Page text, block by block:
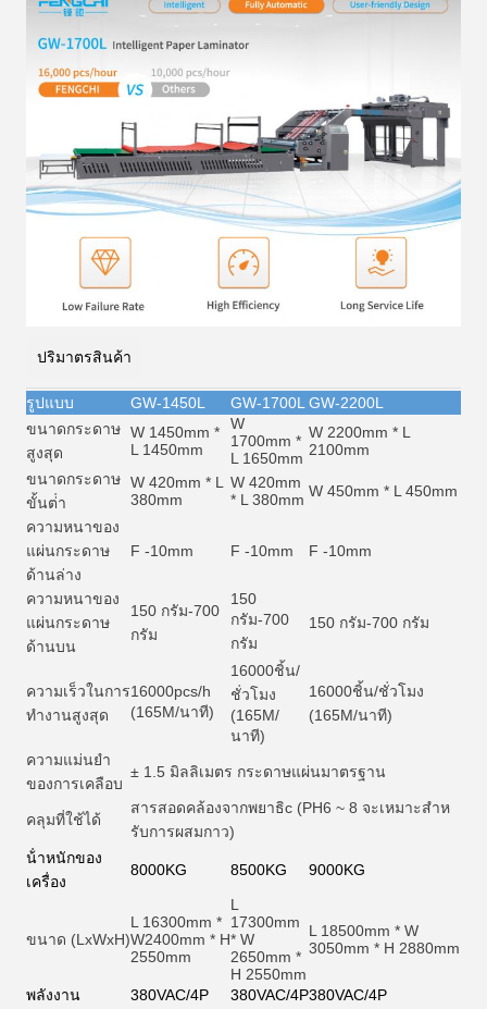
ปริมาตรสินค้า
รูปแบบ GW-1450L GW-1700L GW-2200L
ขนาดกระดาษ
สูงสุด
W 1450mm *
L 1450mm
W
1700mm *
L 1650mm
W 2200mm * L
2100mm
ขนาดกระดาษ
ขั้นต่ํา
W 420mm * L
380mm
W 420mm
* L 380mm W 450mm * L 450mm
ความหนาของ
แผ่นกระดาษ
ด้านล่าง
F -10mm F -10mm F -10mm
ความหนาของ
แผ่นกระดาษ
ด้านบน
150 กรัม-700
กรัม
150
กรัม-700
กรัม
150 กรัม-700 กรัม
ความเร็วในการ
ทํางานสูงสุด
16000pcs/h
(165M/นาที)
16000ชิ้น/
ชั่วโมง
(165M/
นาที)
16000ชิ้น/ชั่วโมง
(165M/นาที)
ความแม่นยํา
ของการเคลือบ
± 1.5 มิลลิเมตร กระดาษแผ่นมาตรฐาน
คลุมที่ใช้ได้
สารสอดคล้องจากพยาธิc (PH6 ~ 8 จะเหมาะสําห
รับการผสมกาว)
น้ําหนักของ
เครื่อง
8000KG 8500KG 9000KG
ขนาด (LxWxH)
L 16300mm *
W2400mm * H
2550mm
L
17300mm
* W
2650mm *
H 2550mm
L 18500mm * W
3050mm * H 2880mm
พลังงาน 380VAC/4P 380VAC/4P380VAC/4P